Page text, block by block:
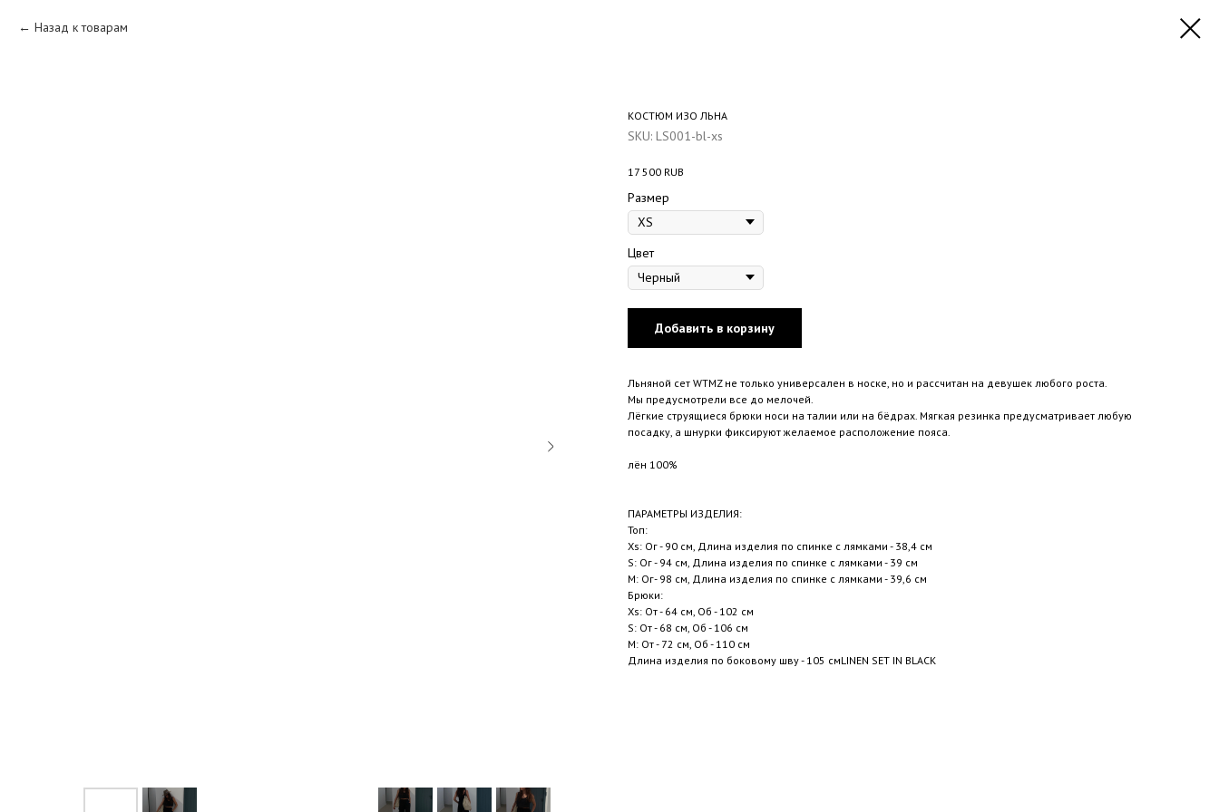
Назад к товарам
КОСТЮМ ИЗО ЛЬНА
SKU: LS001-bl-xs
17 500 RUB
Размер
Цвет
Добавить в корзину
Льняной сет WTMZ не только универсален в носке, но и рассчитан на девушек любого роста.
Мы предусмотрели все до мелочей.
Лёгкие струящиеся брюки носи на талии или на бёдрах. Мягкая резинка предусматривает любую
посадку, а шнурки фиксируют желаемое расположение пояса.
лён 100%
ПАРАМЕТРЫ ИЗДЕЛИЯ:
Топ:
Xs: Ог - 90 см, Длина изделия по спинке с лямками - 38,4 см
S: Ог - 94 см, Длина изделия по спинке с лямками - 39 см
M: Ог- 98 см, Длина изделия по спинке с лямками - 39,6 см
Брюки:
Xs: От - 64 см, Об - 102 см
S: От - 68 см, Об - 106 см
M: От - 72 см, Об - 110 см
Длина изделия по боковому шву - 105 смLINEN SET IN BLACK